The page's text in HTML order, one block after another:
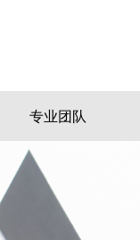
专业团队